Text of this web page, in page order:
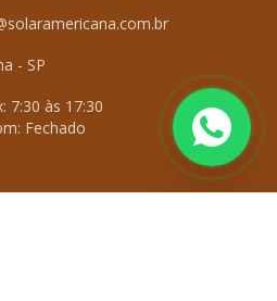
- SP
7:30 às 17:30
Fechado